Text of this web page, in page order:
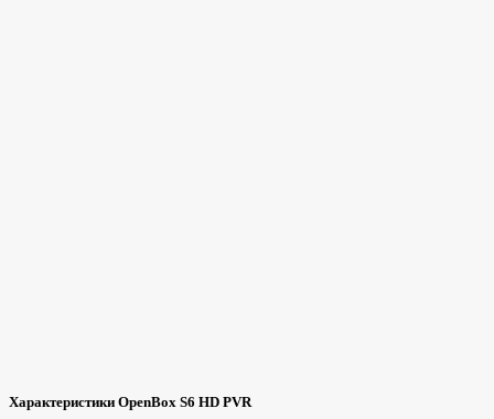
Характеристики OpenBox S6 HD PVR